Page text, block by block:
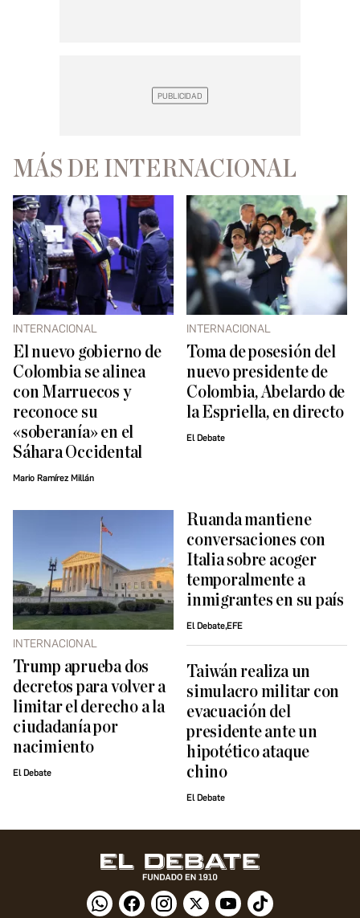
MÁS DE INTERNACIONAL
INTERNACIONAL
El nuevo gobierno de
Colombia se alinea
con Marruecos y
reconoce su
«soberanía» en el
Sáhara Occidental
Mario Ramírez Millán
INTERNACIONAL
Toma de posesión del
nuevo presidente de
Colombia, Abelardo de
la Espriella, en directo
El Debate
INTERNACIONAL
Trump aprueba dos
decretos para volver a
limitar el derecho a la
ciudadanía por
nacimiento
El Debate
Ruanda mantiene
conversaciones con
Italia sobre acoger
temporalmente a
inmigrantes en su país
El Debate,EFE
Taiwán realiza un
simulacro militar con
evacuación del
presidente ante un
hipotético ataque
chino
El Debate